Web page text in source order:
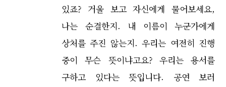
있죠? 거울 보고 자신에게 물어보세요,
나는 순결한지. 내 이름이 누군가에게
상처를 주진 않는지. 우리는 여전히 진행
중이 무슨 뜻이냐고요? 우리는 용서를
구하고 있다는 뜻입니다. 공연 보러